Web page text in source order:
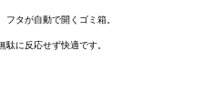
タが自動で開くゴミ箱。
に反応せず快適です。